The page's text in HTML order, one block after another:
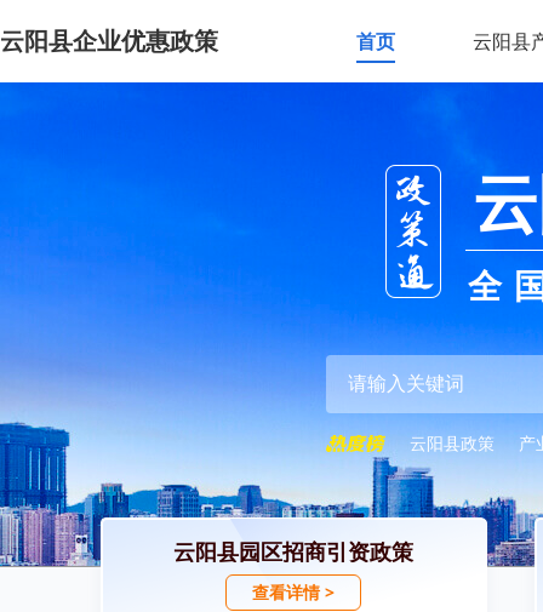
云阳县企业优惠政策 首页 云阳县
全
云阳县政策 产
云阳县园区招商引资政策
查看详情 >